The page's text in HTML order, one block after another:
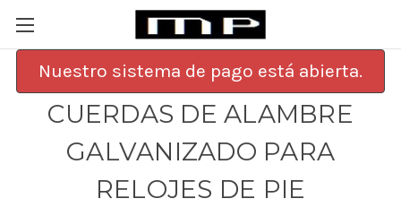
Nuestro sistema de pago está abierta.
CUERDAS DE ALAMBRE
GALVANIZADO PARA
RELOJES DE PIE